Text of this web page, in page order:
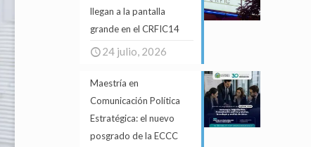
llegan a la pantalla
grande en el CRFIC14
24 julio, 2026
Maestría en
Comunicación Política
Estratégica: el nuevo
posgrado de la ECCC